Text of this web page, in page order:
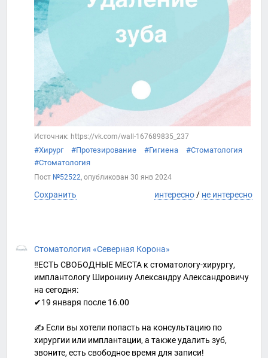
Источник: https://vk.com/wall-167689835_237
#Хирург #Протезирование #Гигиена
#Стоматология
#Стоматология
Пост №52522, опубликован 30 янв 2024
Сохранить интересно / не интересно
Стоматология «Северная Корона»
‼ЕСТЬ СВОБОДНЫЕ МЕСТА к стоматологу-хирургу,
имплантологу Широнину Александру Александровичу
на сегодня:
✔19 января после 16.00
✍ Если вы хотели попасть на консультацию по
хирургии или имплантации, а также удалить зуб,
звоните, есть свободное время для записи!